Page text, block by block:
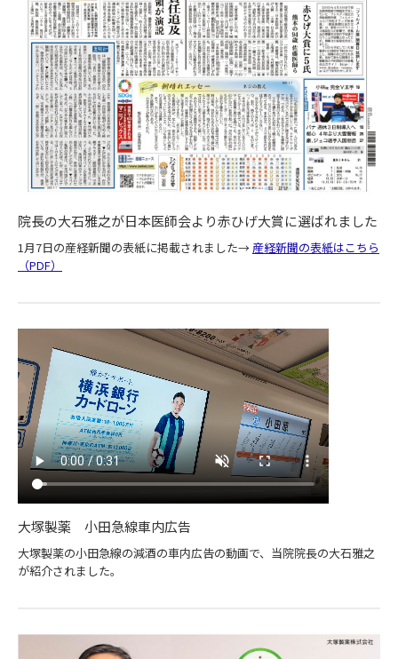
院長の大石雅之が日本医師会より赤ひげ大賞に選ばれました
1月7日の産経新聞の表紙に掲載されました→ 産経新聞の表紙はこちら
（PDF）
大塚製薬 小田急線車内広告
大塚製薬の小田急線の減酒の車内広告の動画で、当院院長の大石雅之
が紹介されました。